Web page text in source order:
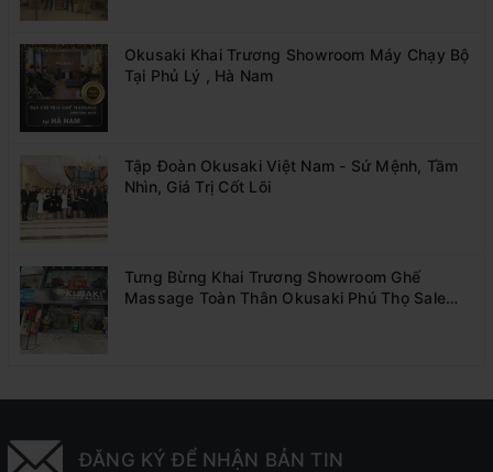
Okusaki Khai Trương Showroom Máy Chạy Bộ
Tại Phủ Lý , Hà Nam
Tập Đoàn Okusaki Việt Nam - Sứ Mệnh, Tầm
Nhìn, Giá Trị Cốt Lõi
Tưng Bừng Khai Trương Showroom Ghế
Massage Toàn Thân Okusaki Phú Thọ Sale
ĐĂNG KÝ ĐỂ NHẬN BẢN TIN